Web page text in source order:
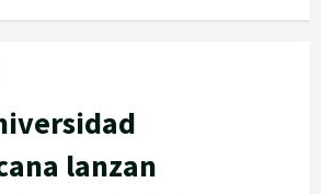
lanzan